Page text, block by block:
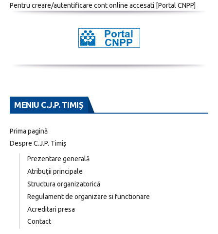
Pentru creare/autentificare cont online accesati [Portal CNPP]
MENIU C.J.P. TIMIȘ
Prima pagină
Despre C.J.P. Timiș
Prezentare generală
Atribuții principale
Structura organizatorică
Regulament de organizare si functionare
Acreditari presa
Contact